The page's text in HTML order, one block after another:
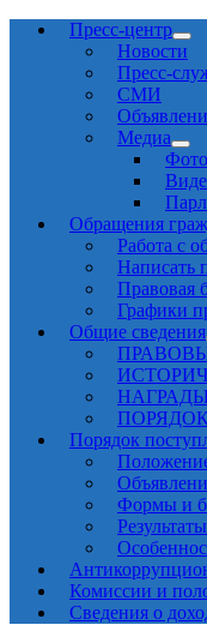
Пресс-центр
Новости
Пресс-
СМИ
Медиа
Обращения
Работа с
Написать
Правовая
Графики
Общие сведения
Порядок
Формы и
Комиссии и
Сведения о